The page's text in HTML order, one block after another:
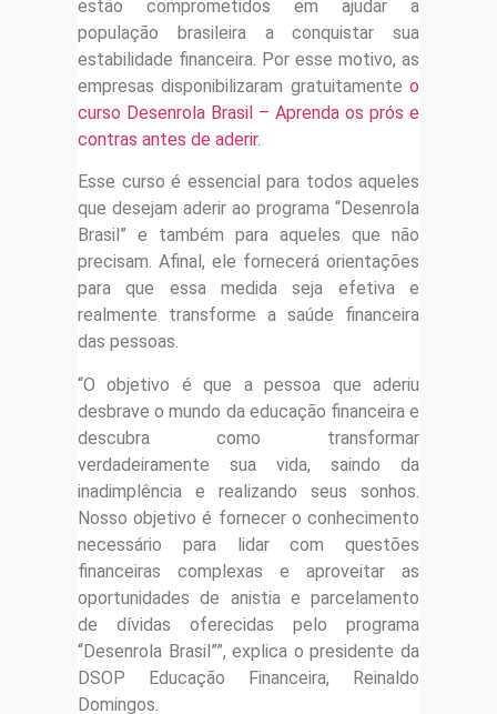
estão comprometidos em ajudar a
população brasileira a conquistar sua
estabilidade financeira. Por esse motivo, as
empresas disponibilizaram gratuitamente o
curso Desenrola Brasil – Aprenda os prós e
contras antes de aderir.
Esse curso é essencial para todos aqueles
que desejam aderir ao programa “Desenrola
Brasil” e também para aqueles que não
precisam. Afinal, ele fornecerá orientações
para que essa medida seja efetiva e
realmente transforme a saúde financeira
das pessoas.
“O objetivo é que a pessoa que aderiu
desbrave o mundo da educação financeira e
descubra como transformar
verdadeiramente sua vida, saindo da
inadimplência e realizando seus sonhos.
Nosso objetivo é fornecer o conhecimento
necessário para lidar com questões
financeiras complexas e aproveitar as
oportunidades de anistia e parcelamento
de dívidas oferecidas pelo programa
“Desenrola Brasil””, explica o presidente da
DSOP Educação Financeira, Reinaldo
Domingos.